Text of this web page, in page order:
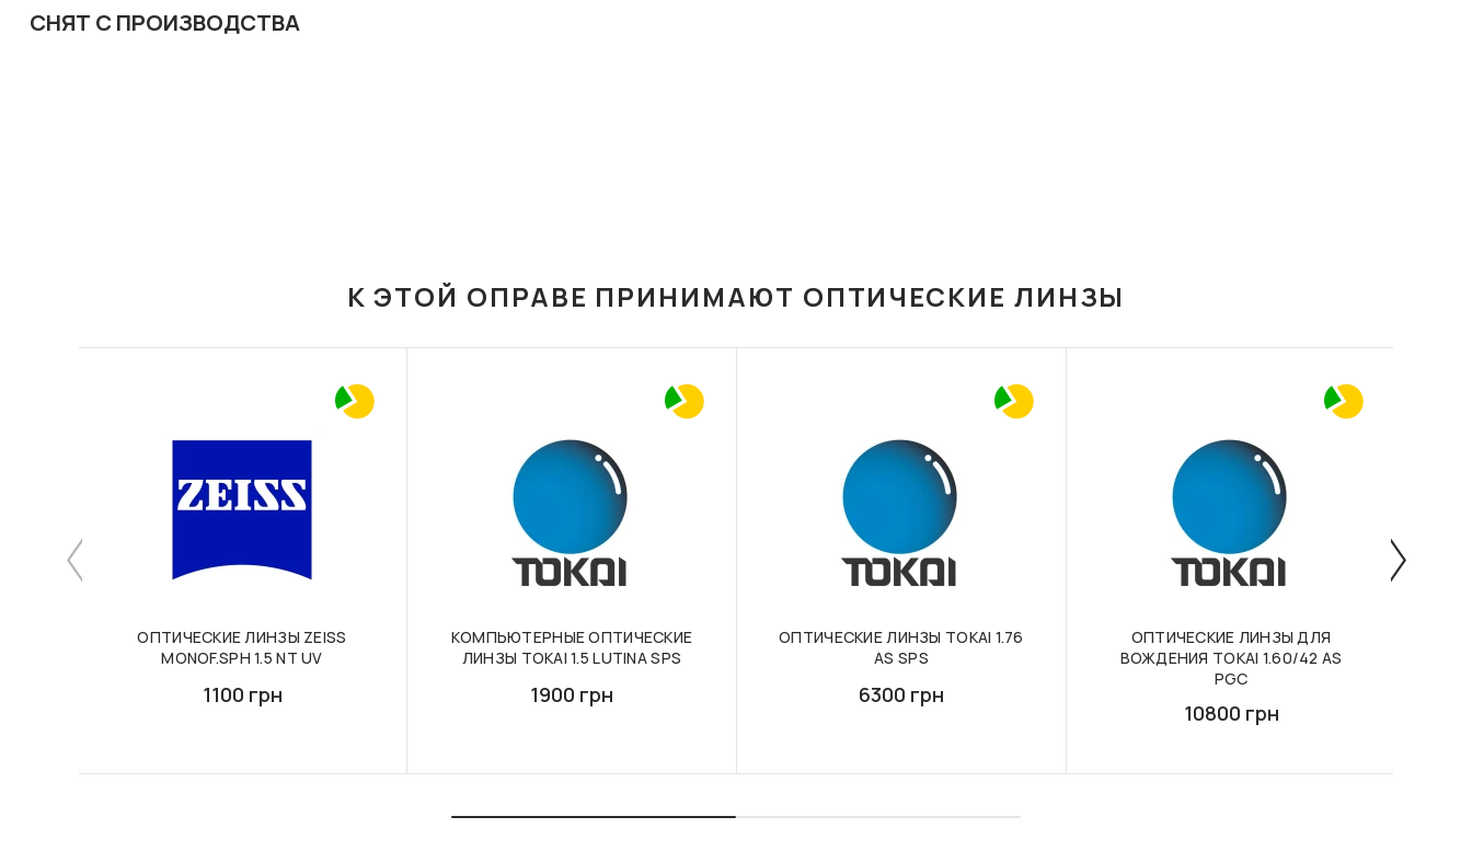
СНЯТ С ПРОИЗВОДСТВА
К ЭТОЙ ОПРАВЕ ПРИНИМАЮТ ОПТИЧЕСКИЕ ЛИНЗЫ
ОПТИЧЕСКИЕ ЛИНЗЫ ZEISS
MONOF.SPH 1.5 NT UV
1100 грн
КОМПЬЮТЕРНЫЕ ОПТИЧЕСКИЕ
ЛИНЗЫ TOKAI 1.5 LUTINA SPS
1900 грн
ОПТИЧЕСКИЕ ЛИНЗЫ TOKAI 1.76
AS SPS
6300 грн
ОПТИЧЕСКИЕ ЛИНЗЫ ДЛЯ
ВОЖДЕНИЯ TOKAI 1.60/42 AS
PGC
10800 грн